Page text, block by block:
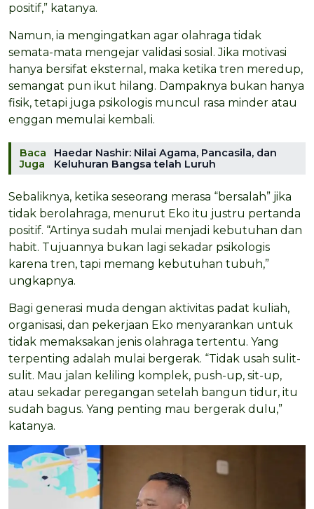
positif,” katanya.
Namun, ia mengingatkan agar olahraga tidak
semata-mata mengejar validasi sosial. Jika motivasi
hanya bersifat eksternal, maka ketika tren meredup,
semangat pun ikut hilang. Dampaknya bukan hanya
fisik, tetapi juga psikologis muncul rasa minder atau
enggan memulai kembali.
Baca
Juga
Haedar Nashir: Nilai Agama, Pancasila, dan
Keluhuran Bangsa telah Luruh
Sebaliknya, ketika seseorang merasa “bersalah” jika
tidak berolahraga, menurut Eko itu justru pertanda
positif. “Artinya sudah mulai menjadi kebutuhan dan
habit. Tujuannya bukan lagi sekadar psikologis
karena tren, tapi memang kebutuhan tubuh,”
ungkapnya.
Bagi generasi muda dengan aktivitas padat kuliah,
organisasi, dan pekerjaan Eko menyarankan untuk
tidak memaksakan jenis olahraga tertentu. Yang
terpenting adalah mulai bergerak. “Tidak usah sulit-
sulit. Mau jalan keliling komplek, push-up, sit-up,
atau sekadar peregangan setelah bangun tidur, itu
sudah bagus. Yang penting mau bergerak dulu,”
katanya.